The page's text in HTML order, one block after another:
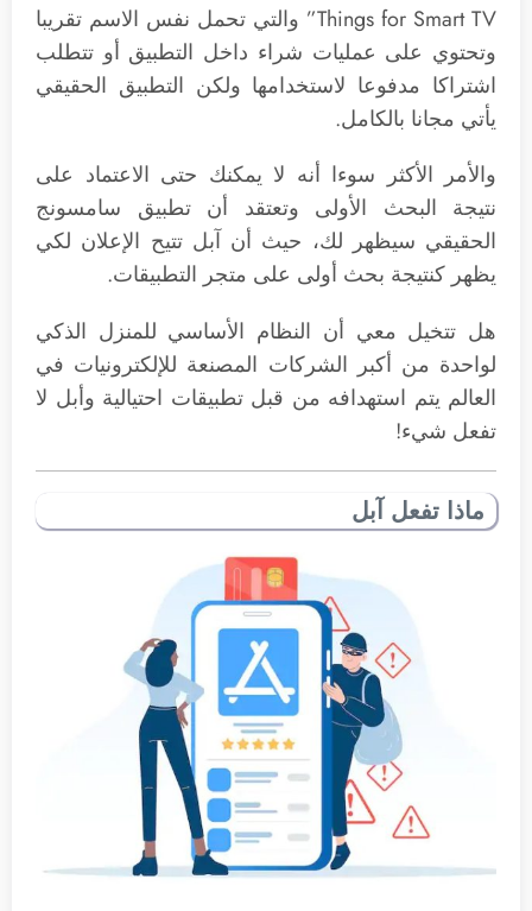
Things for Smart TV” والتي تحمل نفس الاسم تقريبا
وتحتوي على عمليات شراء داخل التطبيق أو تتطلب
اشتراكا مدفوعا لاستخدامها ولكن التطبيق الحقيقي
يأتي مجانا بالكامل.
والأمر الأكثر سوءا أنه لا يمكنك حتى الاعتماد على
نتيجة البحث الأولى وتعتقد أن تطبيق سامسونج
الحقيقي سيظهر لك، حيث أن آبل تتيح الإعلان لكي
يظهر كنتيجة بحث أولى على متجر التطبيقات.
هل تتخيل معي أن النظام الأساسي للمنزل الذكي
لواحدة من أكبر الشركات المصنعة للإلكترونيات في
العالم يتم استهدافه من قبل تطبيقات احتيالية وأبل لا
تفعل شيء!
ماذا تفعل آبل